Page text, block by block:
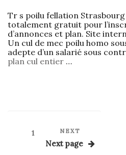
Tr s poilu fellation
totalement gratuit pour
d’annonces et plan. Site
Un cul de mec poilu homo
adepte d’un salarié sous
plan cul entier …
Page1 Next
Post
NEXT
Next page